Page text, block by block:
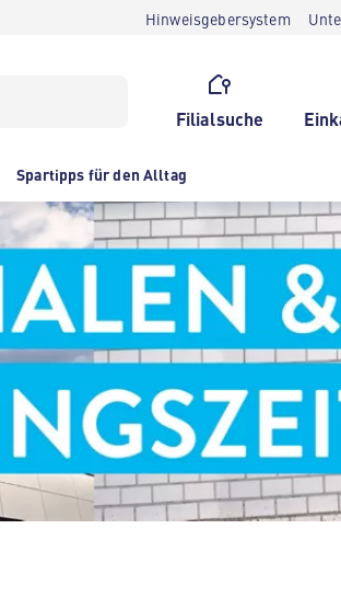
Hinweisgebersystem
Filialsuche
Spartipps für den Alltag